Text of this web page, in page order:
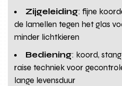
Zijgeleiding: fijne
de lamellen tegen het glas
minder lichtkieren
Bediening: koord,
raise techniek voor
lange levensduur